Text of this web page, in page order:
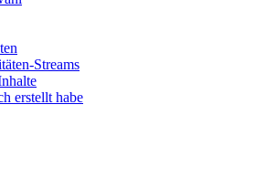
Streams
erstellt habe